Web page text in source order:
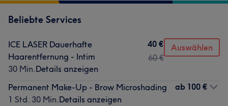
Beliebte Services
ICE LASER Dauerhafte
Haarentfernung - Intim
30 Min.Details anzeigen
40 €
60 €
Auswählen
Permanent Make-Up - Brow Microshading
1 Std. 30 Min.Details anzeigen
ab 100 €